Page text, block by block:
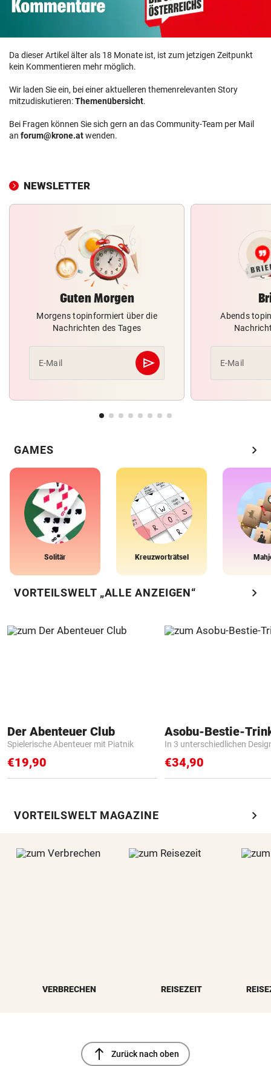
Da dieser Artikel älter als 18 Monate ist, ist zum jetzigen Zeitpunkt
kein Kommentieren mehr möglich.
Wir laden Sie ein, bei einer aktuelleren themenrelevanten Story
mitzudiskutieren:Themenübersicht.
Bei Fragen können Sie sich gern an das Community-Team per Mail
an forum@krone.atwenden.
NEWSLETTER
Guten Morgen
Morgens topinformiert über die
Nachrichten des Tages
E-Mail send
Abschicken
Abends
E-Mail
GAMES chevron_right
Solitär Kreuzworträtsel
VORTEILSWELT „ALLE ANZEIGEN“ chevron_right
Der Abenteuer Club
Spielerische Abenteuer mit Piatnik
€19,90
Asobu-Bestie-
In 3 unterschiedlichen
€34,90
VORTEILSWELT MAGAZINE chevron_right
VERBRECHEN REISEZEIT
north Zurück nach oben